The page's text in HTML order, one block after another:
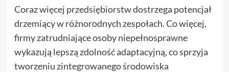
Coraz więcej przedsiębiorstw dostrzega potencjał
drzemiący w różnorodnych zespołach. Co więcej,
firmy zatrudniające osoby niepełnosprawne
wykazują lepszą zdolność adaptacyjną, co sprzyja
tworzeniu zintegrowanego środowiska